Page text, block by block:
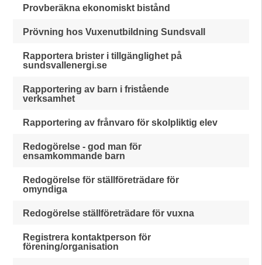
Provberäkna ekonomiskt bistånd
Prövning hos Vuxenutbildning Sundsvall
Rapportera brister i tillgänglighet på
sundsvallenergi.se
Rapportering av barn i fristående
verksamhet
Rapportering av frånvaro för skolpliktig elev
Redogörelse - god man för
ensamkommande barn
Redogörelse för ställföreträdare för
omyndiga
Redogörelse ställföreträdare för vuxna
Registrera kontaktperson för
förening/organisation